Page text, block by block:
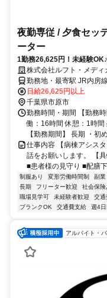
夜勤専従 / 夕食セッ
ーター
1勤務26,625円！未経験
株式会社ルフト・メディ
勤務地・最寄駅 JR内房
日給26,625円以上
千葉県市原市
勤務時間・期間 【勤務
働：16時間 休憩：1時
【勤務期間】 長期 ・初
仕事内容 【病棟アシス
話をお願いします。 【
■患者様の見守り ■配膳
制服あり 変形労働時間制 副業
長期
フリーター歓迎 社会保険
職場見学可
未経験者歓迎 交通
ブランクOK
交通費支給 週4
アルバイト・